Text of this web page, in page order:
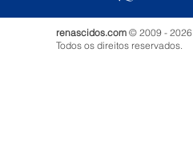
renascidos.com © 2009 - 2026
Todos os direitos reservados.